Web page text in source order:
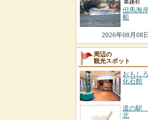
但馬海
船
2026年08月08
周辺の
観光スポット
おもし
化石館
道の駅
北